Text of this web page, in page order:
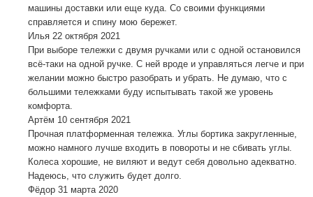
машины доставки или еще куда. Со своими функциями
справляется и спину мою бережет.
Илья 22 октября 2021
При выборе тележки с двумя ручками или с одной остановился
всё-таки на одной ручке. С ней вроде и управляться легче и при
желании можно быстро разобрать и убрать. Не думаю, что с
большими тележками буду испытывать такой же уровень
комфорта.
Артём 10 сентября 2021
Прочная платформенная тележка. Углы бортика закругленные,
можно намного лучше входить в повороты и не сбивать углы.
Колеса хорошие, не виляют и ведут себя довольно адекватно.
Надеюсь, что служить будет долго.
Фёдор 31 марта 2020